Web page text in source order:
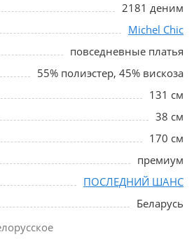
2181 деним
Michel Chic
повседневные платья
55% полиэстер, 45% вискоза
131 см
38 см
170 см
премиум
ПОСЛЕДНИЙ ШАНС
Беларусь